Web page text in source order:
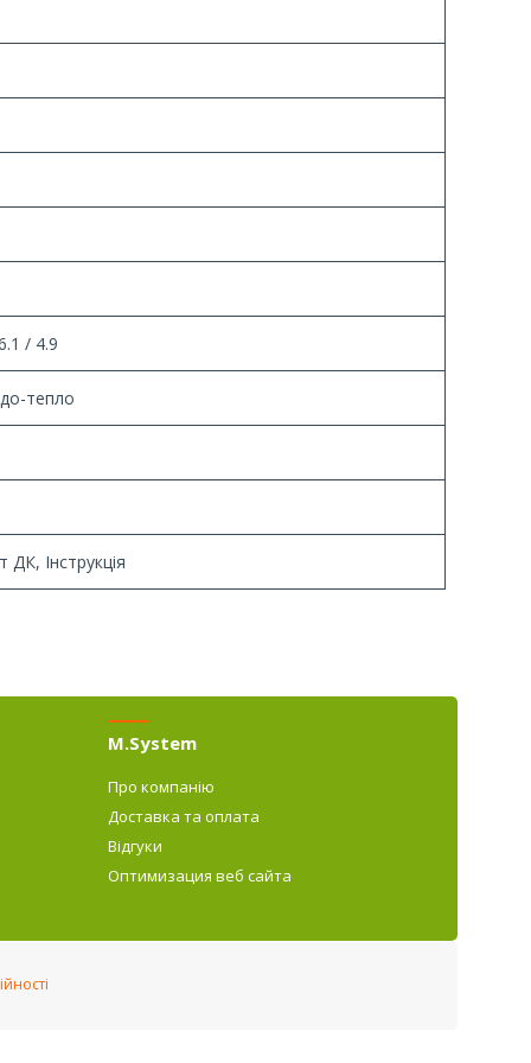
/ 4.9
тепло
ДК, Інструкція
M.System
Про компанію
Доставка та оплата
Відгуки
Оптимизация веб сайта